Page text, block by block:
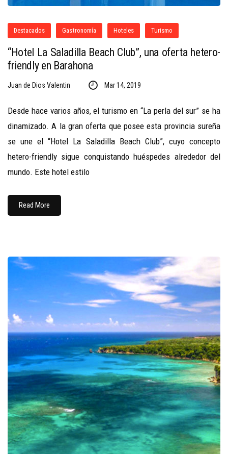
Destacados Gastronomía Hoteles Turismo
“Hotel La Saladilla Beach Club”, una oferta hetero-
friendly en Barahona
Juan de Dios Valentin Mar 14, 2019
Desde hace varios años, el turismo en “La perla del sur” se ha
dinamizado. A la gran oferta que posee esta provincia sureña
se une el “Hotel La Saladilla Beach Club”, cuyo concepto
hetero-friendly sigue conquistando huéspedes alrededor del
mundo. Este hotel estilo
Read More